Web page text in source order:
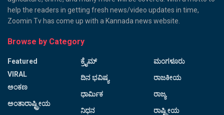
help the readers in getting fresh news/video updates in time,
Zoomin Tv has come up with a Kannada news website.
Browse by Category
Featured
VIRAL
ಅಂಕಣ
ಅಂತಾರಾಷ್ಟ್ರೀಯ
ಕ್ರೈಮ್
ದಿನ ಭವಿಷ್ಯ
ಧಾರ್ಮಿಕ
ನಿಧನ
ಮಂಗಳೂರು
ರಾಜಕೀಯ
ರಾಜ್ಯ
ರಾಷ್ಟ್ರೀಯ